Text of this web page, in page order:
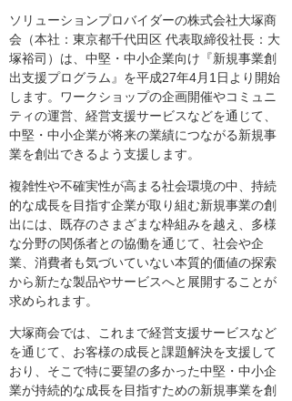
ソリューションプロバイダーの株式会社大塚商
会（本社：東京都千代田区 代表取締役社長：大
塚裕司）は、中堅・中小企業向け『新規事業創
出支援プログラム』を平成27年4月1日より開始
します。ワークショップの企画開催やコミュニ
ティの運営、経営支援サービスなどを通じて、
中堅・中小企業が将来の業績につながる新規事
業を創出できるよう支援します。
複雑性や不確実性が高まる社会環境の中、持続
的な成長を目指す企業が取り組む新規事業の創
出には、既存のさまざまな枠組みを越え、多様
な分野の関係者との協働を通じて、社会や企
業、消費者も気づいていない本質的価値の探索
から新たな製品やサービスへと展開することが
求められます。
大塚商会では、これまで経営支援サービスなど
を通じて、お客様の成長と課題解決を支援して
おり、そこで特に要望の多かった中堅・中小企
業が持続的な成長を目指すための新規事業を創